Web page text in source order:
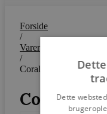
Forside
/
Varer
/
Corale 2
Corale 2
Dette